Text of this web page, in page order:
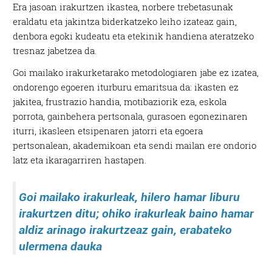
Era jasoan irakurtzen ikastea, norbere trebetasunak
eraldatu eta jakintza biderkatzeko leiho izateaz gain,
denbora egoki kudeatu eta etekinik handiena ateratzeko
tresnaz jabetzea da.
Goi mailako irakurketarako metodologiaren jabe ez izatea,
ondorengo egoeren iturburu emaritsua da: ikasten ez
jakitea, frustrazio handia, motibaziorik eza, eskola
porrota, gainbehera pertsonala, gurasoen egonezinaren
iturri, ikasleen etsipenaren jatorri eta egoera
pertsonalean, akademikoan eta sendi mailan ere ondorio
latz eta ikaragarriren hastapen.
Goi mailako irakurleak, hilero hamar liburu
irakurtzen ditu; ohiko irakurleak baino hamar
aldiz arinago irakurtzeaz gain, erabateko
ulermena dauka